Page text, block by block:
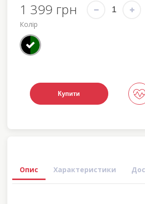
1 399 грн
Колір
Купити
Опис Характеристики